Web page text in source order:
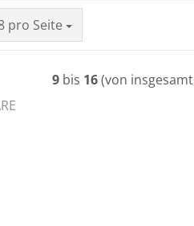
pro Seite
Seite
9bis 16(von insgesamt